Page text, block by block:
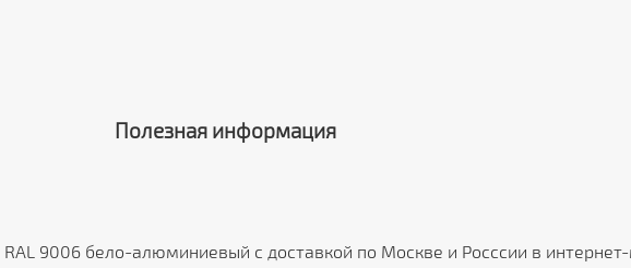
Полезная информация
9006 бело-алюминиевый с доставкой по Москве и Росссии в